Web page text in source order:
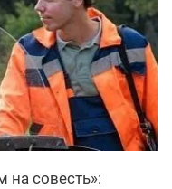
на совесть»: